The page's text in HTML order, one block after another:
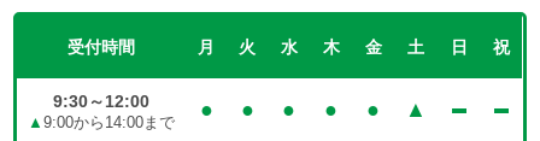
受付時間 月 火 水 木 金 土 日 祝
9:30～12:00
▲9:00から14:00まで
● ● ● ● ● ▲